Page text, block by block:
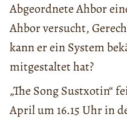
Abgeordnete Ahbor
Ahbor versucht,
kann er ein System
mitgestaltet hat?
„The Song Sustxotin“
April um 16.15 Uhr in